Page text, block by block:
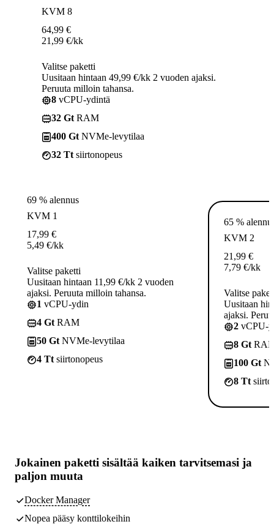
KVM 8
64,99 €
21,99 €/kk
Valitse paketti
Uusitaan hintaan 49,99 €/kk 2 vuoden ajaksi.
Peruuta milloin tahansa.
8 vCPU-ydintä
32 Gt RAM
400 Gt NVMe-levytilaa
32 Tt siirtonopeus
69 % alennus
KVM 1
17,99 €
5,49 €/kk
Valitse paketti
Uusitaan hintaan 11,99 €/kk 2 vuoden
ajaksi. Peruuta milloin tahansa.
1 vCPU-ydin
4 Gt RAM
50 Gt NVMe-levytilaa
4 Tt siirtonopeus
65 %
KVM 2
21,99 €
7,79 €/kk
Valitse
Uusitaan
ajaksi.
2 vCPU-
8 Gt
100 Gt
8 Tt
Jokainen paketti sisältää kaiken tarvitsemasi ja
paljon muuta
Docker Manager
Nopea pääsy konttilokeihin